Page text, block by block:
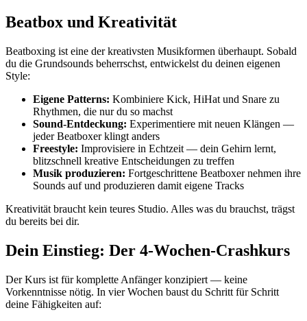
Beatbox und Kreativität
Beatboxing ist eine der kreativsten Musikformen überhaupt. Sobald
du die Grundsounds beherrschst, entwickelst du deinen eigenen
Style:
Eigene Patterns: Kombiniere Kick, HiHat und Snare zu
Rhythmen, die nur du so machst
Sound-Entdeckung: Experimentiere mit neuen Klängen —
jeder Beatboxer klingt anders
Freestyle: Improvisiere in Echtzeit — dein Gehirn lernt,
blitzschnell kreative Entscheidungen zu treffen
Musik produzieren: Fortgeschrittene Beatboxer nehmen ihre
Sounds auf und produzieren damit eigene Tracks
Kreativität braucht kein teures Studio. Alles was du brauchst, trägst
du bereits bei dir.
Dein Einstieg: Der 4-Wochen-Crashkurs
Der Kurs ist für komplette Anfänger konzipiert — keine
Vorkenntnisse nötig. In vier Wochen baust du Schritt für Schritt
deine Fähigkeiten auf: